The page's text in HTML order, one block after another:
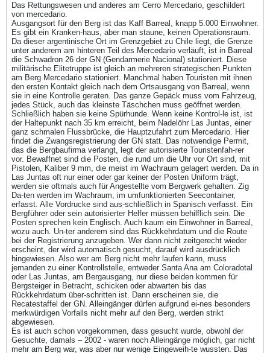
Das Rettungswesen und anderes am Cerro Mercedario, geschildert
von mercedario.
Ausgangsort für den Berg ist das Kaff Barreal, knapp 5.000 Einwohner.
Es gibt ein Kranken-haus, aber man staune, keinen Operationsraum.
Da dieser argentinische Ort im Grenzgebiet zu Chile liegt, die Grenze
unter anderem am hinteren Teil des Mercedario verläuft, ist in Barreal
die Schwadron 26 der GN (Gendarmerie Nacional) stationiert. Diese
militärische Elitetruppe ist gleich an mehreren strategischen Punkten
am Berg Mercedario stationiert. Manchmal haben Touristen mit ihnen
den ersten Kontakt gleich nach dem Ortsausgang von Barreal, wenn
sie in eine Kontrolle geraten. Das ganze Gepäck muss vom Fahrzeug,
jedes Stück, auch das kleinste Täschchen muss geöffnet werden.
Schließlich haben sie keine Spürhunde. Wenn keine Kontrol-le ist, ist
der Haltepunkt nach 35 km erreicht, beim Nadelöhr Las Juntas, einer
ganz schmalen Flussbrücke, die Hauptzufahrt zum Mercedario. Hier
findet die Zwangsregistrierung der GN statt. Das notwendige Permit,
das die Bergbaufirma verlangt, legt der autorisierte Touristenfah-rer
vor. Bewaffnet sind die Posten, die rund um die Uhr vor Ort sind, mit
Pistolen, Kaliber 9 mm, die meist im Wachraum gelagert werden. Da in
Las Juntas oft nur einer oder gar keiner der Posten Uniform trägt,
werden sie oftmals auch für Angestellte vom Bergwerk gehalten. Zig
Da-ten werden im Wachraum, im umfunktionierten Seecontainer,
erfasst. Alle Vordrucke sind aus-schließlich in Spanisch verfasst. Ein
Bergführer oder sein autorisierter Helfer müssen behilflich sein. Die
Posten sprechen kein Englisch. Auch kaum ein Einwohner in Barreal,
wozu auch. Un-ter anderem sind das Rückkehrdatum und die Route
bei der Registrierung anzugeben. Wer dann nicht zeitgerecht wieder
erscheint, der wird automatisch gesucht, darauf wird ausdrücklich
hingewiesen. Also wer am Berg nicht mehr laufen kann, muss
jemanden zu einer Kontrollstelle, entweder Santa Ana am Coloradotal
oder Las Juntas, am Bergausgang, nur diese beiden kommen für
Bergsteiger in Betracht, schicken oder abwarten bis das
Rückkehrdatum über-schritten ist. Dann erscheinen sie, die
Recatestaffel der GN. Alleingänger dürfen aufgrund ei-nes besonders
merkwürdigen Vorfalls nicht mehr auf den Berg, werden strikt
abgewiesen.
Es ist auch schon vorgekommen, dass gesucht wurde, obwohl der
Gesuchte, damals – 2002 - waren noch Alleingänge möglich, gar nicht
mehr am Berg war, was aber nur wenige Eingeweih-te wussten. Das